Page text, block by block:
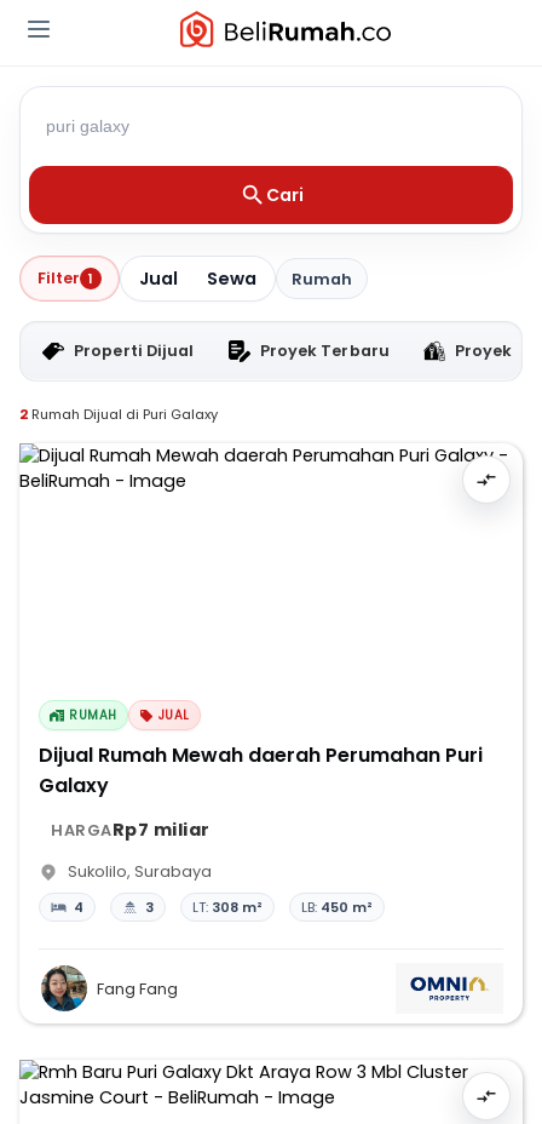
Cari
Filter 1 Jual Sewa Rumah
Properti Dijual Proyek Terbaru Proyek
2 Rumah Dijual di Puri Galaxy
RUMAH JUAL
Dijual Rumah Mewah daerah Perumahan Puri
Galaxy
HARGARp7 miliar
Sukolilo, Surabaya
4 3 LT: 308 m² LB: 450 m²
Fang Fang